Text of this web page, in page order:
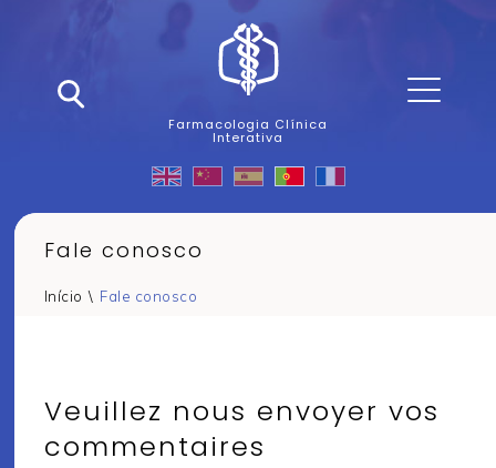
Farmacologia Clínica
Interativa
Fale conosco
Início \ Fale conosco
Veuillez nous envoyer vos
commentaires